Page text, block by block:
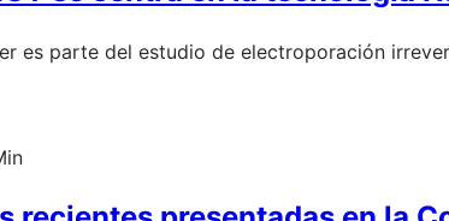
es parte del estudio de electroporación